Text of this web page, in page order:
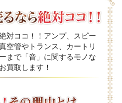
対ココ！！アンプ、スピー
空管やトランス、カートリ
まで「音」に関するモノな
買取します！